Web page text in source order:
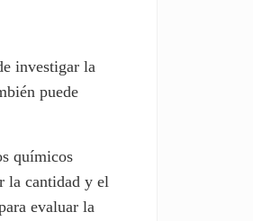
investigar la
puede
químicos
la cantidad y el
evaluar la